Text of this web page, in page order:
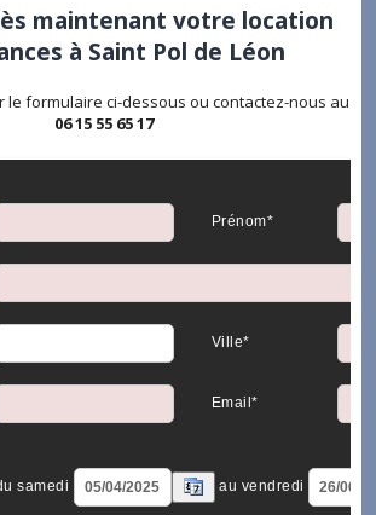
maintenant votre location
à Saint Pol de Léon
le formulaire ci-dessous ou contactez-nous au
06 15 55 65 17
Prénom*
Ville*
Email*
samedi
au vendredi